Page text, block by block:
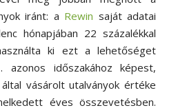
iránt: a Rewin saját adatai
hónapjában 22 százalékkal
ki ezt a lehetőséget
azonos időszakához képest,
vásárolt utalványok értéke
éves összevetésben.